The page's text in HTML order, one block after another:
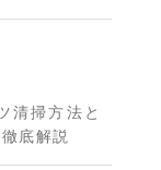
清掃方法と
底解説